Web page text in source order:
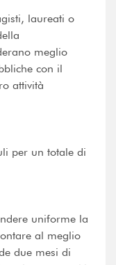
laureati o
meglio
con il
attività
per un totale di
uniforme la
al meglio
due mesi di